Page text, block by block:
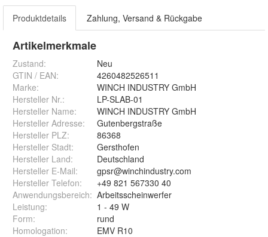
Produktdetails Zahlung, Versand & Rückgabe
Artikelmerkmale
Zustand:
Neu
GTIN / EAN:
4260482526511
Marke:
WINCH INDUSTRY GmbH
Hersteller Nr.:
LP-SLAB-01
Hersteller Name:
WINCH INDUSTRY GmbH
Hersteller Adresse:
Gutenbergstraße
Hersteller PLZ:
86368
Hersteller Stadt:
Gersthofen
Hersteller Land:
Deutschland
Hersteller E-Mail:
gpsr@winchindustry.com
Hersteller Telefon:
+49 821 567330 40
Anwendungsbereich: Arbeitsscheinwerfer
Leistung:
1 - 49 W
Form:
rund
Homologation: EMV R10